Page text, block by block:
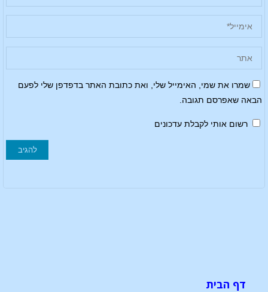
שמרו את שמי, האימייל שלי, ואת כתובת האתר בדפדפן שלי לפעם
הבאה שאפרסם תגובה.
רשום אותי לקבלת עדכונים
דף הבית